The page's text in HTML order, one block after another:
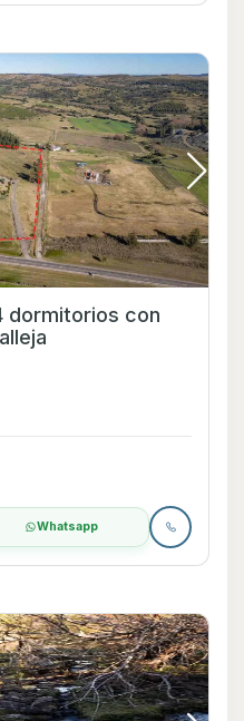
dormitorios con
Whatsapp